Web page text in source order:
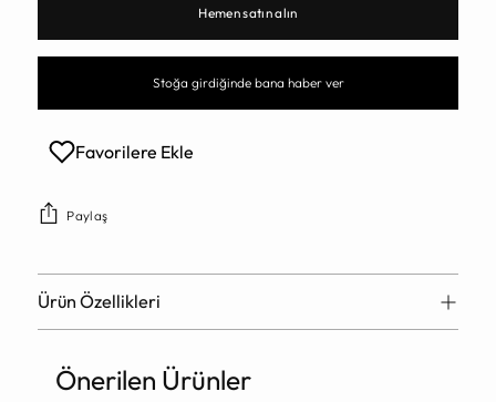
Hemen satın alın
Stoğa girdiğinde bana haber ver
Favorilere Ekle
Paylaş
Ürün Özellikleri
Ürün
sepete
Önerilen Ürünler